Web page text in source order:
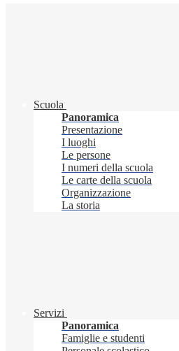
Scuola
Panoramica
Presentazione
I luoghi
Le persone
I numeri della scuola
Le carte della scuola
Organizzazione
La storia
Servizi
Panoramica
Famiglie e studenti